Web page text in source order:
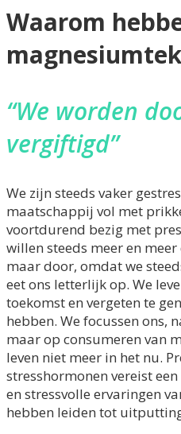
Waarom
“We worden
vergiftigd”
We zijn steeds vaker
maatschappij vol met
voortdurend bezig met
willen steeds meer en meer
maar door, omdat we
eet ons letterlijk op. We
toekomst en vergeten te
hebben. We focussen ons,
maar op consumeren van
leven niet meer in het nu.
stresshormonen vereist
en stressvolle ervaringen
hebben leiden tot